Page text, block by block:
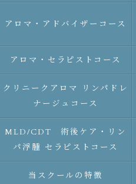
アロマ・アドバイザーコース
アロマ・セラピストコース
クリニークアロマ リンパドレ
ナージュコース
MLD/CDT 術後ケア・リン
パ浮腫 セラピストコース
当スクールの特徴